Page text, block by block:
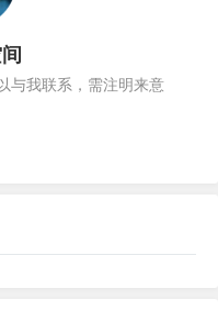
与我联系，需注明来意